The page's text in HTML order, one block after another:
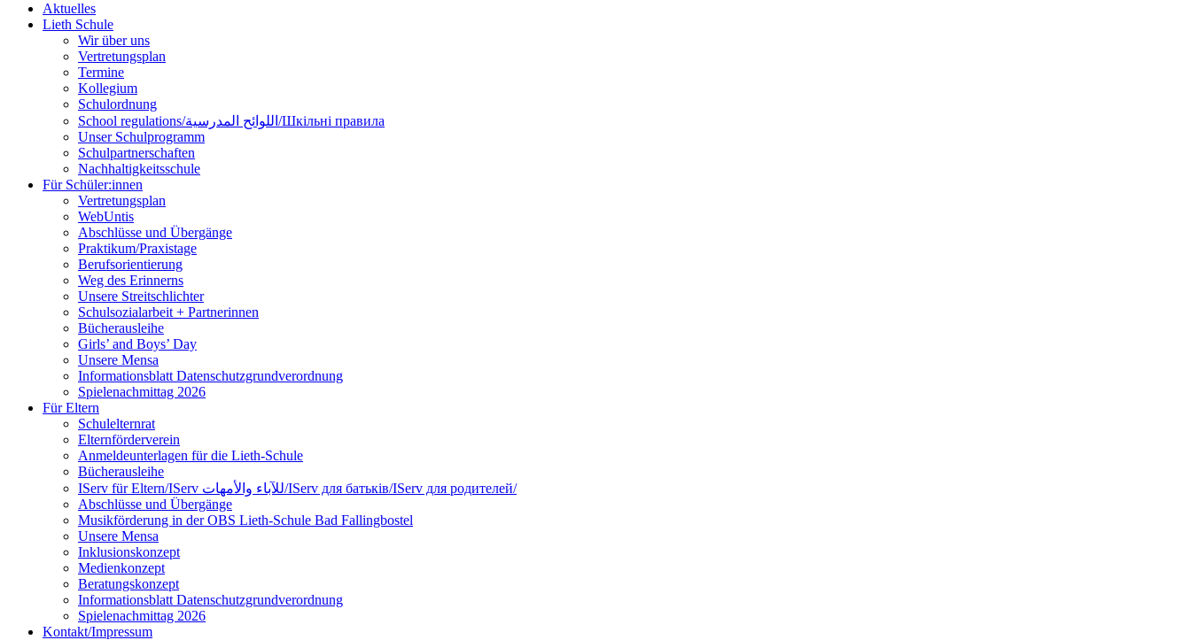
Aktuelles
Lieth Schule
Wir über uns
Vertretungsplan
Termine
Kollegium
Schulordnung
School regulations/اللوائح المدرسية/Шкільні правила
Unser Schulprogramm
Schulpartnerschaften
Nachhaltigkeitsschule
Für Schüler:innen
Vertretungsplan
WebUntis
Abschlüsse und Übergänge
Praktikum/Praxistage
Berufsorientierung
Weg des Erinnerns
Unsere Streitschlichter
Schulsozialarbeit + Partnerinnen
Bücherausleihe
Girls’ and Boys’ Day
Unsere Mensa
Informationsblatt Datenschutzgrundverordnung
Spielenachmittag 2026
Für Eltern
Schulelternrat
Elternförderverein
Anmeldeunterlagen für die Lieth-Schule
Bücherausleihe
IServ für Eltern/IServ للآباء والأمهات/IServ для батьків/IServ для родителей/
Abschlüsse und Übergänge
Musikförderung in der OBS Lieth-Schule Bad Fallingbostel
Unsere Mensa
Inklusionskonzept
Medienkonzept
Beratungskonzept
Informationsblatt Datenschutzgrundverordnung
Spielenachmittag 2026
Kontakt/Impressum